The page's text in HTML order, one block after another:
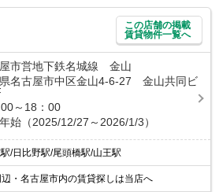
この店舗の掲載
賃貸物件一覧へ
市営地下鉄名城線 金山
名古屋市中区金山4-6-27 金山共同ビ
～18：00
始（2025/12/27～2026/1/3）
/日比野駅/尾頭橋駅/山王駅
・名古屋市内の賃貸探しは当店へ